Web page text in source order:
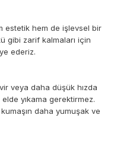
estetik hem de işlevsel bir
gibi zarif kalmaları için
ederiz.
veya daha düşük hızda
elde yıkama gerektirmez.
kumaşın daha yumuşak ve